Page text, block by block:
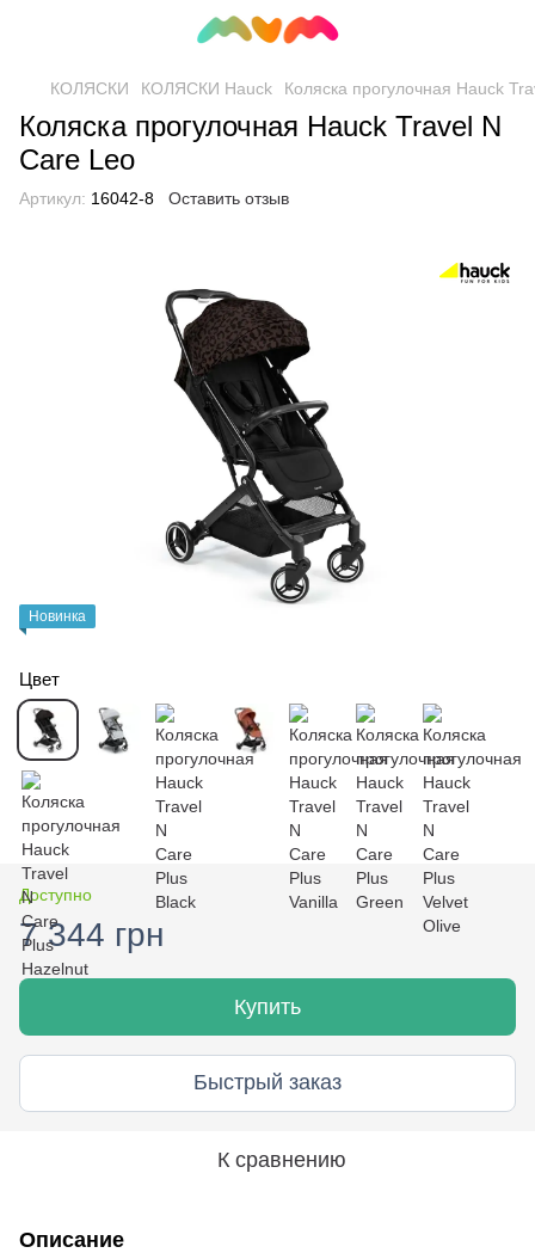
КОЛЯСКИ КОЛЯСКИ Hauck Коляска прогулочная Hauck
Коляска прогулочная Hauck Travel N
Care Leo
Артикул: 16042-8 Оставить отзыв
Новинка
Цвет
Доступно
7 344 грн
Купить
Быстрый заказ
К сравнению
Описание